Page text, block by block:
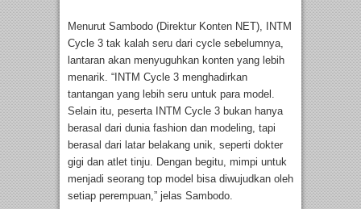
Menurut Sambodo (Direktur Konten NET), INTM
Cycle 3 tak kalah seru dari cycle sebelumnya,
lantaran akan menyuguhkan konten yang lebih
menarik. “INTM Cycle 3 menghadirkan
tantangan yang lebih seru untuk para model.
Selain itu, peserta INTM Cycle 3 bukan hanya
berasal dari dunia fashion dan modeling, tapi
berasal dari latar belakang unik, seperti dokter
gigi dan atlet tinju. Dengan begitu, mimpi untuk
menjadi seorang top model bisa diwujudkan oleh
setiap perempuan,” jelas Sambodo.